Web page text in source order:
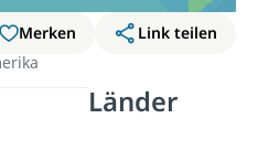
Merken
Link teilen
Länder